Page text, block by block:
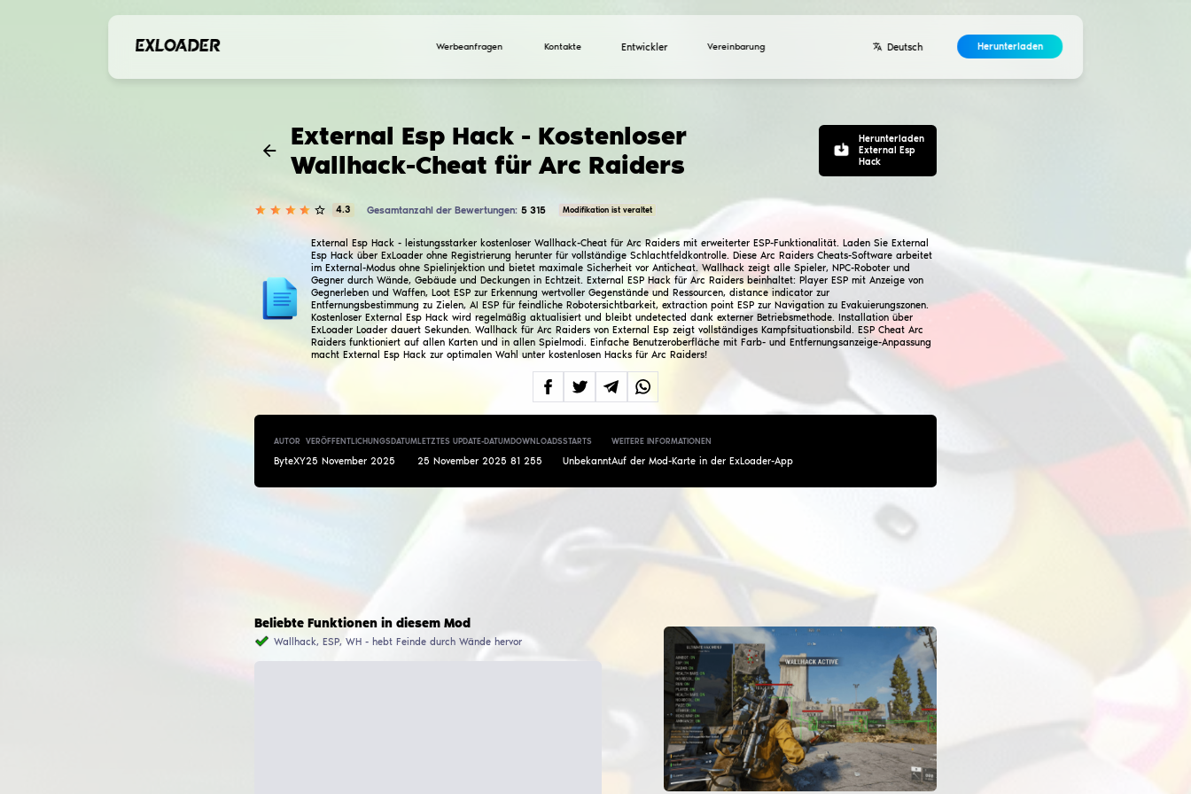
External Esp Hack - Kostenloser
Wallhack-Cheat für Arc Raiders
4.3 Gesamtanzahl der Bewertungen: 5 315 Modifikation ist veraltet
External Esp Hack - leistungsstarker kostenloser Wallhack-Cheat für Arc Raiders mit erweiterter ESP-
Esp Hack über ExLoader ohne Registrierung herunter für vollständige Schlachtfeldkontrolle. Diese Arc Raiders
im External-Modus ohne Spielinjektion und bietet maximale Sicherheit vor Anticheat. Wallhack zeigt alle Spieler,
Gegner durch Wände, Gebäude und Deckungen in Echtzeit. External ESP Hack für Arc Raiders beinhaltet: Player
Gegnerleben und Waffen, Loot ESP zur Erkennung wertvoller Gegenstände und Ressourcen, distance indicator zur
Entfernungsbestimmung zu Zielen, AI ESP für feindliche Robotersichtbarkeit, extraction point ESP zur Navigation
Kostenloser External Esp Hack wird regelmäßig aktualisiert und bleibt undetected dank externer
ExLoader Loader dauert Sekunden. Wallhack für Arc Raiders von External Esp zeigt vollständiges
Raiders funktioniert auf allen Karten und in allen Spielmodi. Einfache Benutzeroberfläche mit Farb- und
macht External Esp Hack zur optimalen Wahl unter kostenlosen Hacks für Arc Raiders!
AUTOR VERÖFFENTLICHUNGSDATUM
November
LETZTES UPDATE-DATUM
November2025
DOWNLOADS
81 255
STARTS
Unbekannt
WEITERE INFORMATIONEN
Auf der Mod-Karte in der ExLoader-App